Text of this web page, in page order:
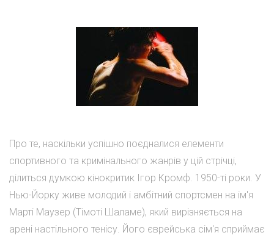
Про те, наскільки успішно поєдналися елементи
спортивного та кримінального жанрів у цій стрічці,
ділиться думкою кінокритик Ігор Кромф. 1950-ті роки. У
Нью-Йорку живе молодий і амбітний спортсмен на ім'я
Марті Маузер (Тімоті Шаламе), який вирізняється на
арені настільного тенісу. Його єврейська сім'я сприймає